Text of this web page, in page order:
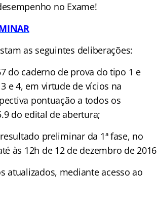
no Exame!
as seguintes deliberações:
do caderno de prova do tipo 1 e
e 4, em virtude de vícios na
pontuação a todos os
do edital de abertura;
preliminar da 1ª fase, no
às 12h de 12 de dezembro de 2016
atualizados, mediante acesso ao